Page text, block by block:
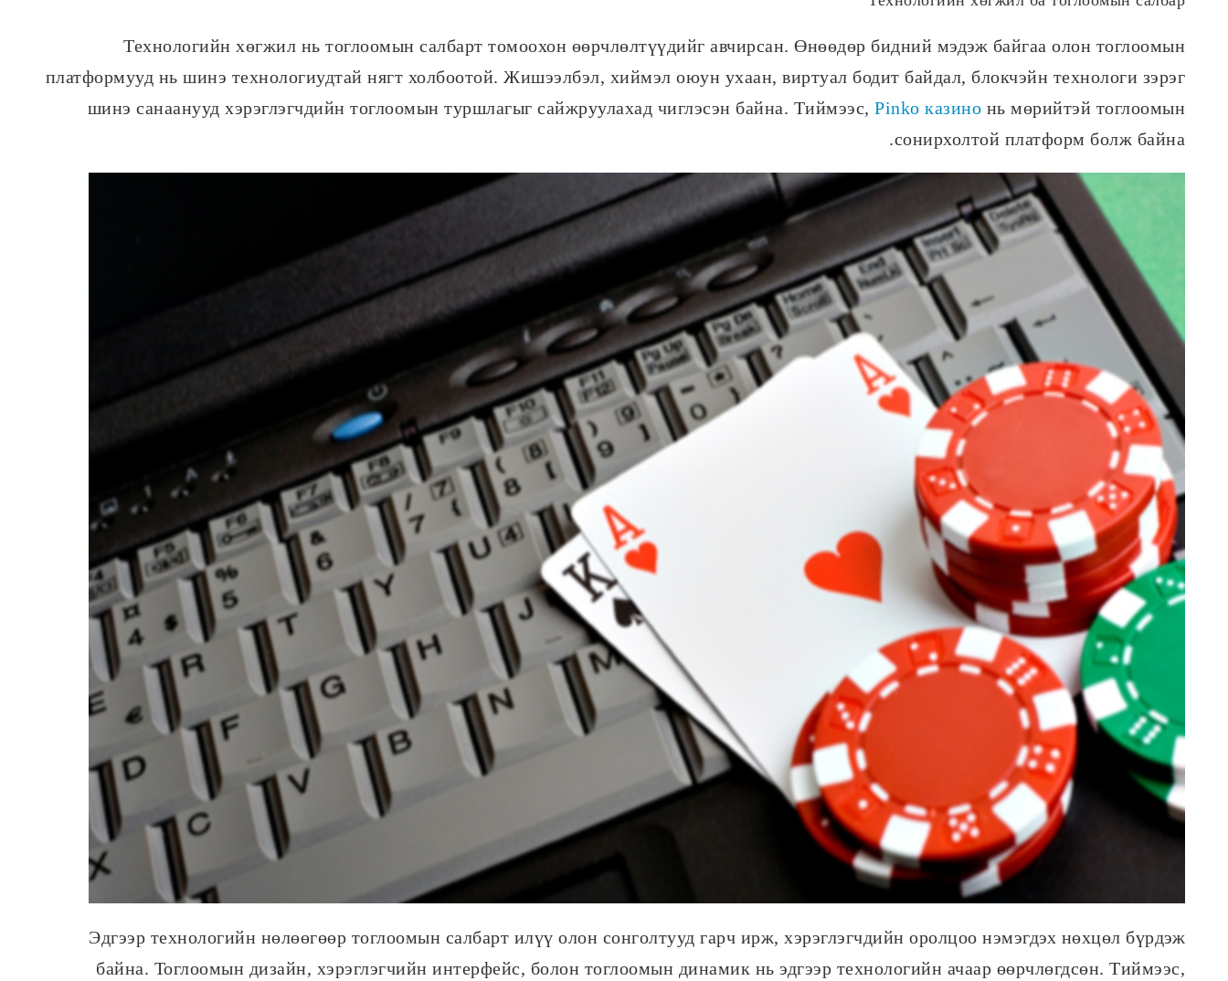
Технологийн хөгжил нь тоглоомын салбарт томоохон өөрчлөлтүүдийг авчирсан. Өнөөдөр бидний мэдэж байгаа олон тоглоомын
платформууд нь шинэ технологиудтай нягт холбоотой. Жишээлбэл, хиймэл оюун ухаан, виртуал бодит байдал, блокчэйн технологи зэрэг
шинэ санаанууд хэрэглэгчдийн тоглоомын туршлагыг сайжруулахад чиглэсэн байна. Тиймээс, Pinko казино нь мөрийтэй тоглоомын
сонирхолтой платформ болж байна.
Эдгээр технологийн нөлөөгөөр тоглоомын салбарт илүү олон сонголтууд гарч ирж, хэрэглэгчдийн оролцоо нэмэгдэх нөхцөл бүрдэж
байна. Тоглоомын дизайн, хэрэглэгчийн интерфейс, болон тоглоомын динамик нь эдгээр технологийн ачаар өөрчлөгдсөн. Тиймээс,